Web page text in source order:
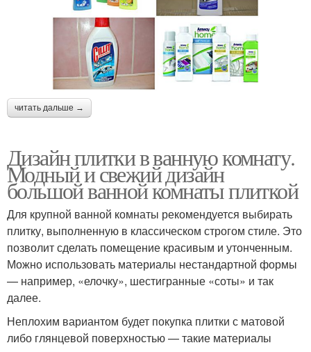
читать дальше →
Дизайн плитки в ванную комнату.
Модный и свежий дизайн
большой ванной комнаты плиткой
Для крупной ванной комнаты рекомендуется выбирать
плитку, выполненную в классическом строгом стиле. Это
позволит сделать помещение красивым и утонченным.
Можно использовать материалы нестандартной формы
— например, «елочку», шестигранные «соты» и так
далее.
Неплохим вариантом будет покупка плитки с матовой
либо глянцевой поверхностью — такие материалы